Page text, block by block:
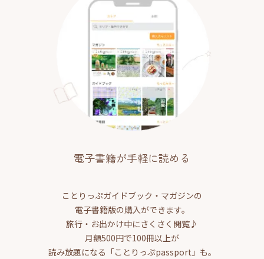
電子書籍が手軽に読める
ことりっぷガイドブック・マガジンの
電子書籍版の購入ができます。
旅行・お出かけ中にさくさく閲覧♪
月額500円で100冊以上が
読み放題になる「ことりっぷpassport」も。